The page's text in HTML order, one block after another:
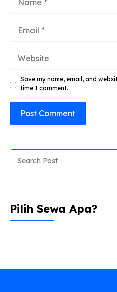
Save my name, email, and
time I comment.
Search
Pilih Sewa Apa?